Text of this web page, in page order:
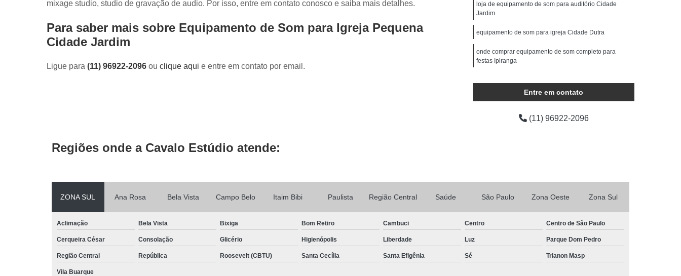
Locução de Rádio
Locução em Off Locução Feminina
Locução para Comercial
Locução Profissional
Serviço de Locução
Fazer Mixagem de Músicas
Mixagem de Som
Mixagem de Voz
Produtora de áudio Estudio
Produtora de Som
Produtora Som
mixage studio, studio de gravação de audio. Por isso, entre em contato conosco e saiba mais detalhes.
Para saber mais sobre Equipamento de Som para Igreja Pequena
Cidade Jardim
Ligue para (11) 96922-2096 ou clique aqui e entre em contato por email.
loja de equipamento de som para auditório Cidade
Jardim
equipamento de som para igreja Cidade Dutra
onde comprar equipamento de som completo para
festas Ipiranga
Entre em contato
(11) 96922-2096
Regiões onde a Cavalo Estúdio atende:
ZONA SUL Ana Rosa Bela Vista Campo Belo Itaim Bibi Paulista Região Central Saúde São Paulo Zona Oeste Zona Sul
Aclimação Bela Vista Bixiga Bom Retiro Cambuci Centro Centro de São Paulo
Cerqueira César Consolação Glicério Higienópolis Liberdade Luz Parque Dom Pedro
Região Central República Roosevelt (CBTU) Santa Cecília Santa Efigênia Sé Trianon Masp
Vila Buarque